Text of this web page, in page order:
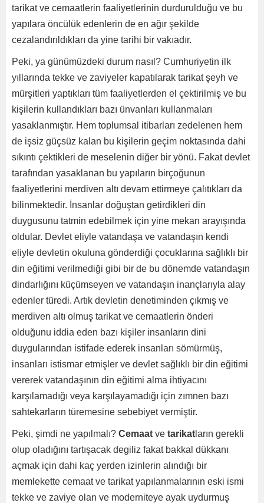
tarikat ve cemaatlerin faaliyetlerinin durdurulduğu ve bu
yapılara öncülük edenlerin de en ağır şekilde
cezalandırıldıkları da yine tarihi bir vakıadır.
Peki, ya günümüzdeki durum nasıl? Cumhuriyetin ilk
yıllarında tekke ve zaviyeler kapatılarak tarikat şeyh ve
mürşitleri yaptıkları tüm faaliyetlerden el çektirilmiş ve bu
kişilerin kullandıkları bazı ünvanları kullanmaları
yasaklanmıştır. Hem toplumsal itibarları zedelenen hem
de işsiz güçsüz kalan bu kişilerin geçim noktasında dahi
sıkıntı çektikleri de meselenin diğer bir yönü. Fakat devlet
tarafından yasaklanan bu yapıların birçoğunun
faaliyetlerini merdiven altı devam ettirmeye çalıtıkları da
bilinmektedir. İnsanlar doğuştan getirdikleri din
duygusunu tatmin edebilmek için yine mekan arayışında
oldular. Devlet eliyle vatandaşa ve vatandaşın kendi
eliyle devletin okuluna gönderdiği çocuklarına sağlıklı bir
din eğitimi verilmediği gibi bir de bu dönemde vatandaşın
dindarlığını küçümseyen ve vatandaşın inançlarıyla alay
edenler türedi. Artık devletin denetiminden çıkmış ve
merdiven altı olmuş tarikat ve cemaatlerin önderi
olduğunu iddia eden bazı kişiler insanların dini
duygularından istifade ederek insanları sömürmüş,
insanları istismar etmişler ve devlet sağlıklı bir din eğitimi
vererek vatandaşının din eğitimi alma ihtiyacını
karşılamadığı veya karşılayamadığı için zımnen bazı
sahtekarların türemesine sebebiyet vermiştir.
Peki, şimdi ne yapılmalı? Cemaat ve tarikat ların gerekli
olup oladığını tartışacak degiliz fakat bakkal dükkanı
açmak için dahi kaç yerden izinlerin alındığı bir
memlekette cemaat ve tarikat yapılanmalarının eski ismi
tekke ve zaviye olan ve moderniteye ayak uydurmuş